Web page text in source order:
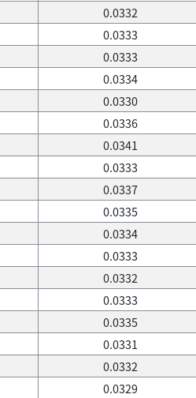
0.0332
0.0333
0.0333
0.0334
0.0330
0.0336
0.0341
0.0333
0.0337
0.0335
0.0334
0.0333
0.0332
0.0333
0.0335
0.0331
0.0332
0.0329